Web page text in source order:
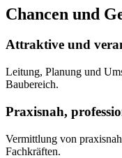
Chancen und
Attraktive und
Leitung, Planung und
Baubereich.
Praxisnah,
Vermittlung von
Fachkräften.